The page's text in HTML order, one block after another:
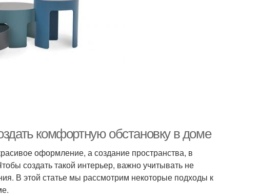
комфортную обстановку в доме
оформление, а создание пространства, в
создать такой интерьер, важно учитывать не
В этой статье мы рассмотрим некоторые подходы к